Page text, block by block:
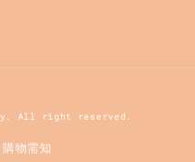
All right reserved.
購物需知